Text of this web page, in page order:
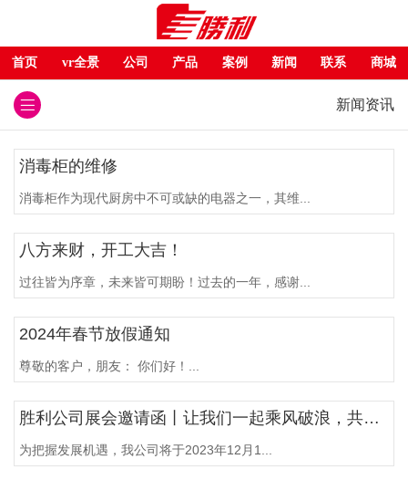
首页 vr全景 公司 产品 案例 新闻 联系 商城
新闻资讯
消毒柜的维修
消毒柜作为现代厨房中不可或缺的电器之一，其维...
八方来财，开工大吉！
过往皆为序章，未来皆可期盼！过去的一年，感谢...
2024年春节放假通知
尊敬的客户，朋友： 你们好！...
胜利公司展会邀请函丨让我们一起乘风破浪，共赢未来
为把握发展机遇，我公司将于2023年12月1...